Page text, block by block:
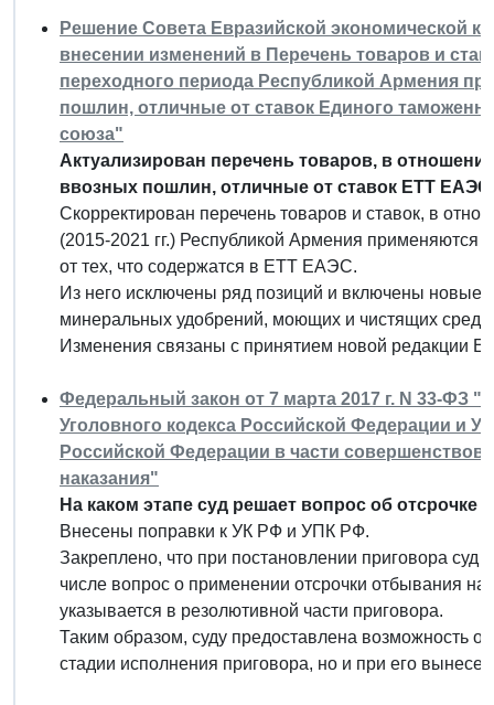
Решение Совета Евразийской экономической
внесении изменений в Перечень товаров и
переходного периода Республикой Армения
пошлин, отличные от ставок Единого
союза"
Актуализирован перечень товаров, в
ввозных пошлин, отличные от ставок ЕТТ ЕАЭС.
Скорректирован перечень товаров и ставок, в
(2015-2021 гг.) Республикой Армения
от тех, что содержатся в ЕТТ ЕАЭС.
Из него исключены ряд позиций и включены новые
минеральных удобрений, моющих и чистящих
Изменения связаны с принятием новой редакции
Федеральный закон от 7 марта 2017 г. N 33-ФЗ
Уголовного кодекса Российской Федерации и
Российской Федерации в части
наказания"
На каком этапе суд решает вопрос об отсрочке
Внесены поправки к УК РФ и УПК РФ.
Закреплено, что при постановлении приговора суд
числе вопрос о применении отсрочки отбывания
указывается в резолютивной части приговора.
Таким образом, суду предоставлена возможность
стадии исполнения приговора, но и при его